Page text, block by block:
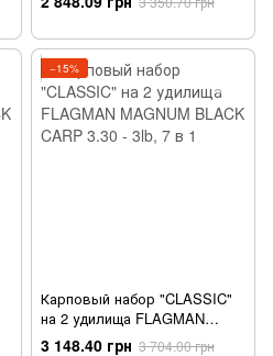
−15%
Карповый набор "CLASSIC"
на 2 удилища FLAGMAN
MAGNUM BLACK CARP 3.30 -
3 148.40 грн 3 704.00 грн